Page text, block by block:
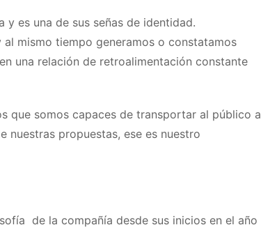
y es una de sus señas de identidad.
mismo tiempo generamos o constatamos
una relación de retroalimentación constante
que somos capaces de transportar al público a
nuestras propuestas, ese es nuestro
de la compañía desde sus inicios en el año